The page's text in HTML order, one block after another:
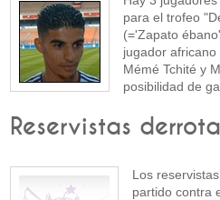
para el trofeo
(='Zapato
jugador africano
Mémé Tchité y
posibilidad de
Reservistas
Los
partido contra